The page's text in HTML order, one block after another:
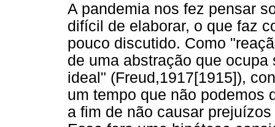
A pandemia nos fez pensar
difícil de elaborar, o que faz
pouco discutido. Como
de uma abstração que
ideal" (Freud,1917[1915]),
um tempo que não podemos
a fim de não causar